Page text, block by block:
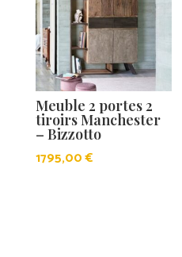
Meuble 2 portes 2
tiroirs Manchester
– Bizzotto
1795,00€